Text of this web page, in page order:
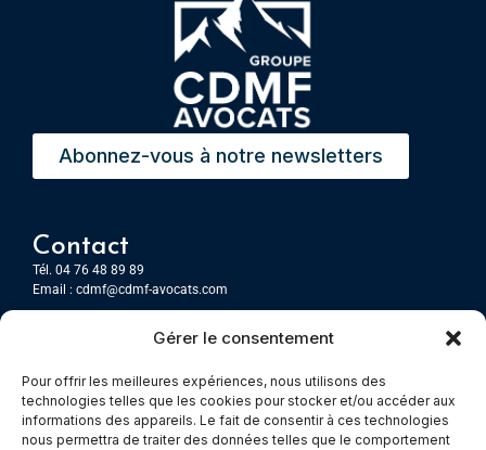
Gérer le consentement
Pour offrir les meilleures expériences, nous utilisons des
technologies telles que les cookies pour stocker et/ou accéder aux
informations des appareils. Le fait de consentir à ces technologies
nous permettra de traiter des données telles que le comportement
Abonnez-vous à notre newsletters
Contact
Tél. 04 76 48 89 89
Email : cdmf@cdmf-avocats.com
7 Place Firmin Gautier
CS 80476
38016 GRENOBLE, Cedex 1